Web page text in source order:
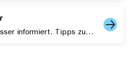
Gesund bleiben. Besser informiert. Tipps zu Gesundheit, Fitness und aktuelle Themen – kompakt in Ihrem Postfach.